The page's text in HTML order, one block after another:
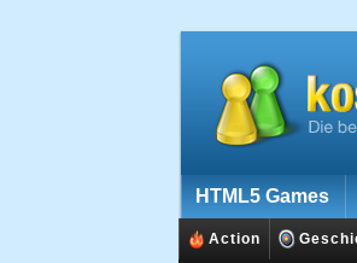
HTML5 Games
Action